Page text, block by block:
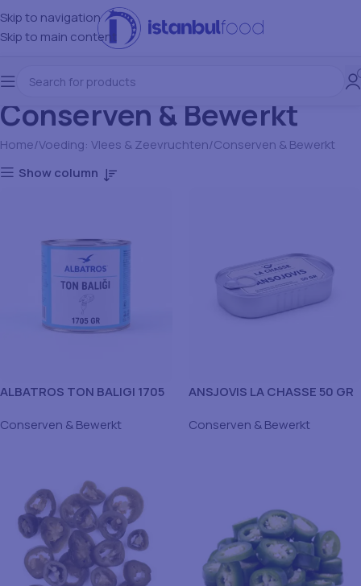
Skip to navigation
Skip to main content
Conserven & Bewerkt
Home Voeding: Vlees & Zeevruchten Conserven & Bewerkt
Show column
ALBATROS TON BALIGI 1705
Conserven & Bewerkt
ANSJOVIS LA CHASSE 50 GR
Conserven & Bewerkt